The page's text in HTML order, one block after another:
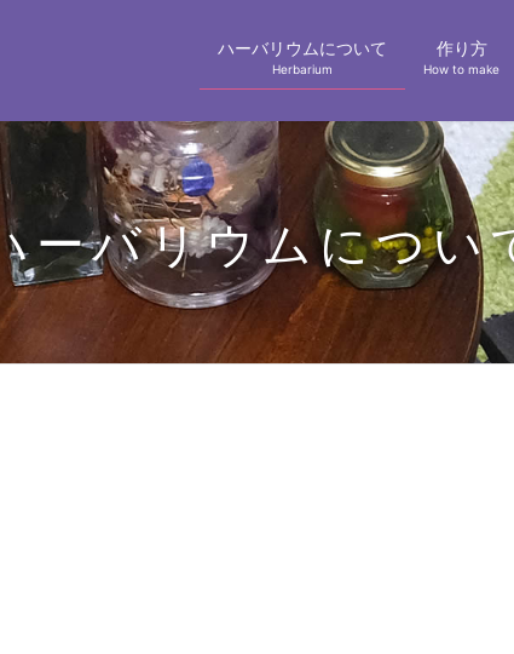
ハーバリウムについて
Herbarium
作り方
How to make
ーバリウムについ